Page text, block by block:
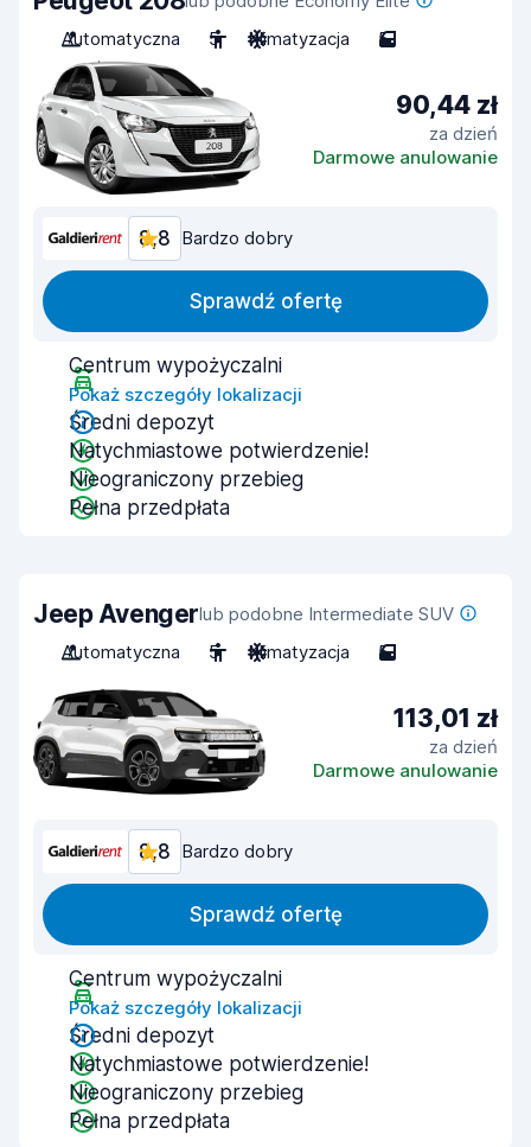
Automatyczna
5 Klimatyzacja 5
90,44 zł
za dzień
Darmowe anulowanie
8,8 Bardzo dobry
Sprawdź ofertę
Centrum wypożyczalni
Pokaż szczegóły lokalizacji
Średni depozyt
Natychmiastowe potwierdzenie!
Nieograniczony przebieg
Pełna przedpłata
Jeep Avengerlub podobne Intermediate SUV
Automatyczna
5 Klimatyzacja 5
113,01 zł
za dzień
Darmowe anulowanie
8,8 Bardzo dobry
Sprawdź ofertę
Centrum wypożyczalni
Pokaż szczegóły lokalizacji
Średni depozyt
Natychmiastowe potwierdzenie!
Nieograniczony przebieg
Pełna przedpłata